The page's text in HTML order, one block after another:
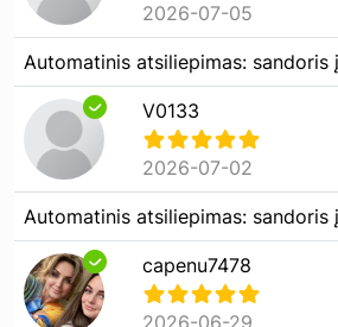
2026-07-05
Automatinis atsiliepimas: sandoris
V0133
2026-07-02
Automatinis atsiliepimas: sandoris
capenu7478
2026-06-29